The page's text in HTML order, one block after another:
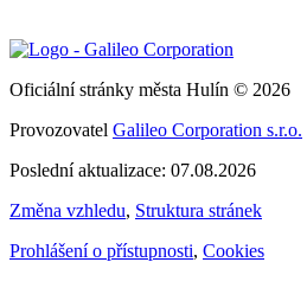
Oficiální stránky města Hulín © 2026
Provozovatel Galileo Corporation s.r.o.
Poslední aktualizace: 07.08.2026
Změna vzhledu, Struktura stránek
Prohlášení o přístupnosti, Cookies